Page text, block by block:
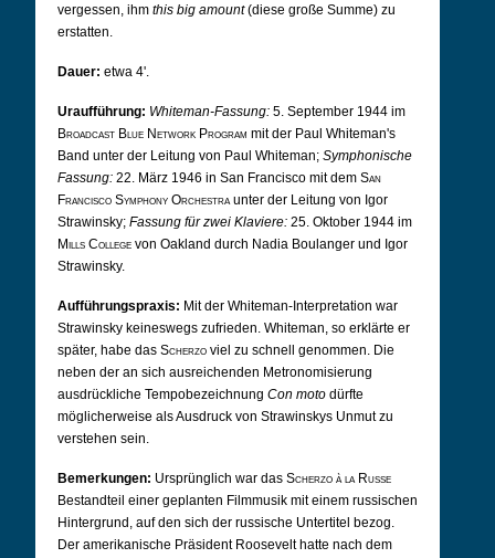
vergessen, ihm this big amount(diese große Summe) zu
erstatten.
Dauer: etwa 4'.
Uraufführung: Whiteman-Fassung: 5. September 1944 im
Broadcast Blue Network Program mit der Paul Whiteman's
Band unter der Leitung von Paul Whiteman; Symphonische
Fassung: 22. März 1946 in San Francisco mit dem San
Francisco Symphony Orchestraunter der Leitung von Igor
Strawinsky; Fassung für zwei Klaviere: 25. Oktober 1944 im
Mills College von Oakland durch Nadia Boulanger und Igor
Strawinsky.
Aufführungspraxis: Mit der Whiteman-Interpretation war
Strawinsky keineswegs zufrieden. Whiteman, so erklärte er
später, habe das Scherzo viel zu schnell genommen. Die
neben der an sich ausreichenden Metronomisierung
ausdrückliche Tempobezeichnung Con moto dürfte
möglicherweise als Ausdruck von Strawinskys Unmut zu
verstehen sein.
Bemerkungen: Ursprünglich war das Scherzo à la Russe
Bestandteil einer geplanten Filmmusik mit einem russischen
Hintergrund, auf den sich der russische Untertitel bezog.
Der amerikanische Präsident Roosevelt hatte nach dem